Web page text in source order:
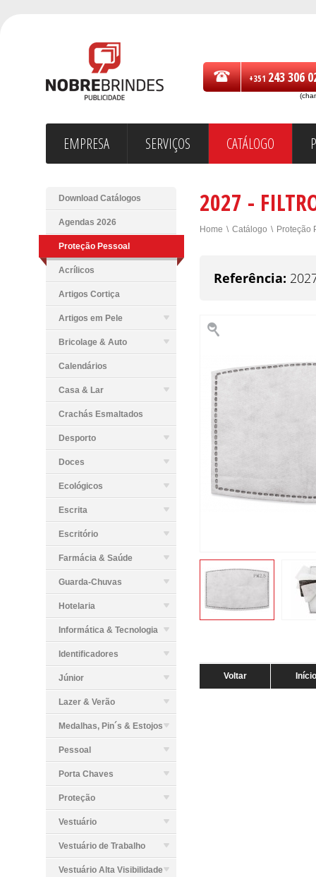
+351243 306
EMPRESA SERVIÇOS CATÁLOGO
Download Catálogos
Agendas 2026
Proteção Pessoal
Acrílicos
Artigos Cortiça
Artigos em Pele
Bricolage & Auto
Calendários
Casa & Lar
Crachás Esmaltados
Desporto
Doces
Ecológicos
Escrita
Escritório
Farmácia & Saúde
Guarda-Chuvas
Hotelaria
Informática & Tecnologia
Identificadores
Júnior
Lazer & Verão
Medalhas, Pin´s & Estojos
Pessoal
Porta Chaves
Proteção
Vestuário
Vestuário de Trabalho
Vestuário Alta Visibilidade
2027 -
Home \ Catálogo \ Proteção
Referência:
Voltar Início